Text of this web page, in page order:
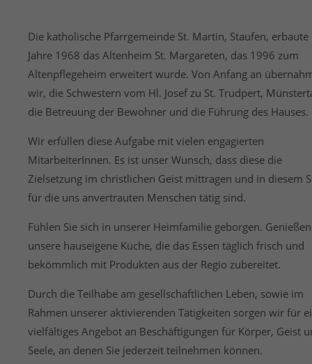
Die katholische Pfarrgemeinde St. Martin, Staufen,
Jahre 1968 das Altenheim St. Margareten, das 1996 zum
Altenpflegeheim erweitert wurde. Von Anfang an
wir, die Schwestern vom Hl. Josef zu St. Trudpert,
die Betreuung der Bewohner und die Führung des Hauses.
Wir erfüllen diese Aufgabe mit vielen engagierten
MitarbeiterInnen. Es ist unser Wunsch, dass diese die
Zielsetzung im christlichen Geist mittragen und in diesem
für die uns anvertrauten Menschen tätig sind.
Fühlen Sie sich in unserer Heimfamilie geborgen.
unsere hauseigene Küche, die das Essen täglich frisch und
bekömmlich mit Produkten aus der Regio zubereitet.
Durch die Teilhabe am gesellschaftlichen Leben, sowie im
Rahmen unserer aktivierenden Tätigkeiten sorgen wir für
vielfältiges Angebot an Beschäftigungen für Körper, Geist
Seele, an denen Sie jederzeit teilnehmen können.